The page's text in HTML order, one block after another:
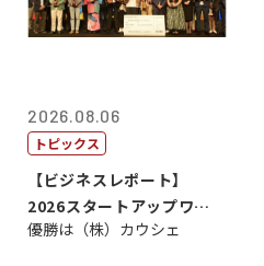
2026.08.06
トピックス
【ビジネスレポート】
2026スタートアップワー
ルドカップ東京
優勝は（株）カウシェ